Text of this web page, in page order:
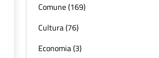
Comune (169)
Cultura (76)
Economia (3)